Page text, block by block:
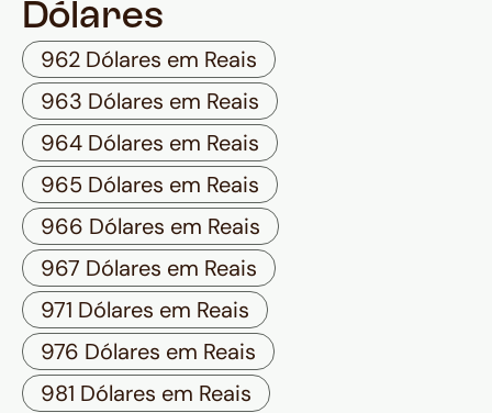
Dólares
962 Dólares em Reais
963 Dólares em Reais
964 Dólares em Reais
965 Dólares em Reais
966 Dólares em Reais
967 Dólares em Reais
971 Dólares em Reais
976 Dólares em Reais
981 Dólares em Reais